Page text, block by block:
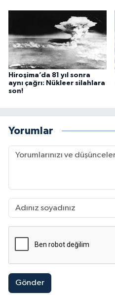
Hiroşima’da 81 yıl sonra
aynı çağrı: Nükleer silahlara
son!
Yorumlar
Gönder